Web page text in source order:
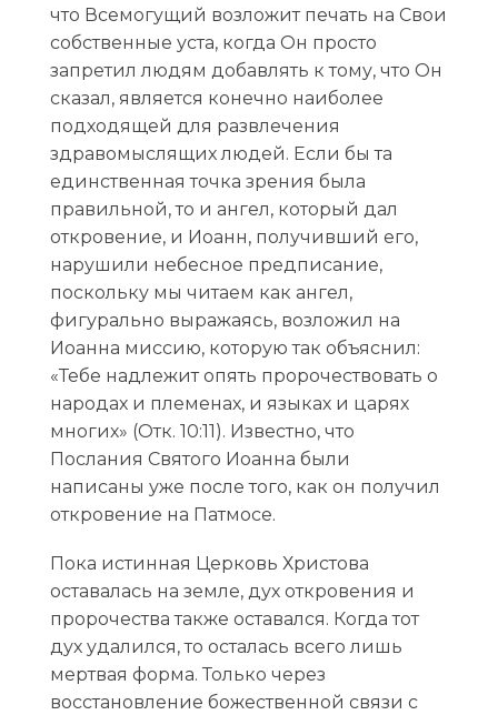
что Всемогущий возложит печать на Свои
собственные уста, когда Он просто
запретил людям добавлять к тому, что Он
сказал, является конечно наиболее
подходящей для развлечения
здравомыслящих людей. Если бы та
единственная точка зрения была
правильной, то и ангел, который дал
откровение, и Иоанн, получивший его,
нарушили небесное предписание,
поскольку мы читаем как ангел,
фигурально выражаясь, возложил на
Иоанна миссию, которую так объяснил:
«Тебе надлежит опять пророчествовать о
народах и племенах, и языках и царях
многих» (Отк. 10:11). Известно, что
Послания Святого Иоанна были
написаны уже после того, как он получил
откровение на Патмосе.
Пока истинная Церковь Христова
оставалась на земле, дух откровения и
пророчества также оставался. Когда тот
дух удалился, то осталась всего лишь
мертвая форма. Только через
восстановление божественной связи с